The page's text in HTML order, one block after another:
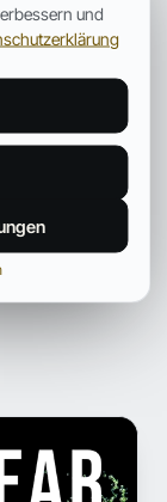
Besorgnis
Belastung an
auch die
und